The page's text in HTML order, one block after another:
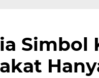
Simbol